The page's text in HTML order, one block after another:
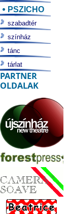
PSZICHO
szabadtér
színház
tánc
tárlat
PARTNER
OLDALAK